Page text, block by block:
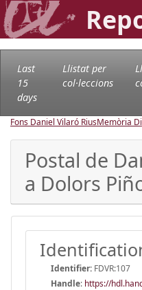
Last
15
days
Llistat per
col·leccions
Fons Daniel Vilaró RiusMemòria
Postal de
a Dolors
Identifier: FDVR:107
Handle: https://